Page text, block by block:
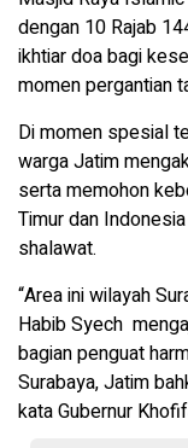
dengan 10 Rajab
ikhtiar doa bagi
momen pergantian
Di momen spesial
warga Jatim
serta memohon
Timur dan
shalawat.
“Area ini wilayah
Habib Syech
bagian penguat
Surabaya, Jatim
kata Gubernur